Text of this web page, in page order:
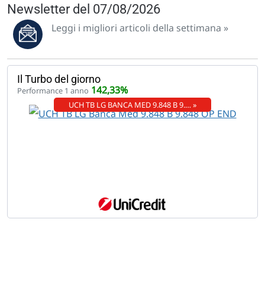
Newsletter del 07/08/2026
Leggi i migliori articoli della settimana »
Il Turbo del giorno
Performance 1 anno 142,33%
UCH TB LG BANCA MED 9.848 B 9.… »